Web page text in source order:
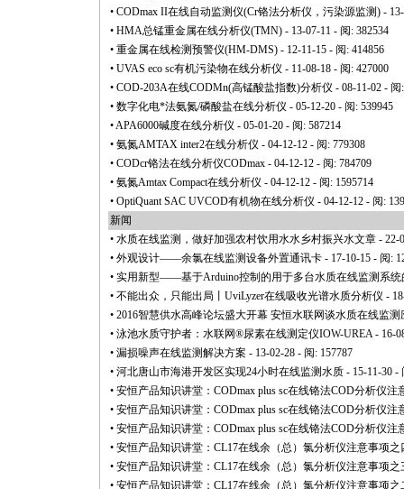
• CODmax II在线自动监测仪(Cr铬法分析仪，污染源监测) -
• HMA总锰重金属在线分析仪(TMN) - 13-07-11 - 阅: 382534
• 重金属在线检测预警仪(HM-DMS) - 12-11-15 - 阅: 414856
• UVAS eco sc有机污染物在线分析仪 - 11-08-18 - 阅: 427000
• COD-203A在线CODMn(高锰酸盐指数)分析仪 - 08-11-02 - 阅
• 数字化电*法氨氮/磷酸盐在线分析仪 - 05-12-20 - 阅: 539945
•APA6000碱度在线分析仪 - 05-01-20 - 阅: 587214
• 氨氮AMTAX inter2在线分析仪 - 04-12-12 - 阅: 779308
• CODcr铬法在线分析仪CODmax - 04-12-12 - 阅: 784709
• 氨氮Amtax Compact在线分析仪 - 04-12-12 - 阅: 1595714
• OptiQuant SAC UVCOD有机物在线分析仪 - 04-12-12 - 阅:
新闻
• 水质在线监测，做好加强农村饮用水水乡村振兴水文章 - 22-
• 外观设计——余氯在线监测设备外置通讯卡 - 17-10-15 - 阅:
• 实用新型——基于Arduino控制的用于多台水质在线监测系统
• 不能出众，只能出局丨UviLyzer在线吸收光谱水质分析仪 -
• 2016智慧供水高峰论坛盛大开幕 安恒水联网谈水质在线监测
• 泳池水质守护者：水联网®尿素在线测定仪IOW-UREA- 16-
• 漏损噪声在线监测解决方案 - 13-02-28 - 阅: 157787
• 河北唐山市海港开发区实现24小时在线监测水质 - 15-11-30 -
• 安恒产品知识讲堂：CODmax plus sc在线铬法COD分析仪注
• 安恒产品知识讲堂：CODmax plus sc在线铬法COD分析仪注
• 安恒产品知识讲堂：CODmax plus sc在线铬法COD分析仪注
• 安恒产品知识讲堂：CL17在线余（总）氯分析仪注意事项之
• 安恒产品知识讲堂：CL17在线余（总）氯分析仪注意事项之
• 安恒产品知识讲堂：CL17在线余（总）氯分析仪注意事项之